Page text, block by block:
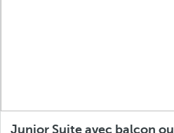
Junior Suite avec balcon ou